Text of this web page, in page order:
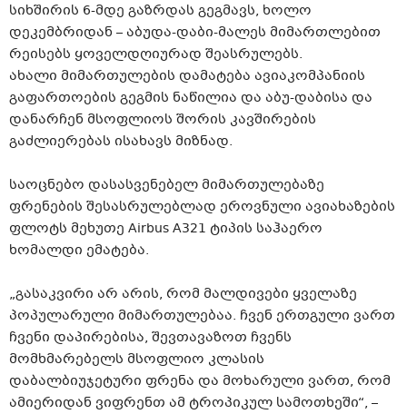
სიხშირის 6-მდე გაზრდას გეგმავს, ხოლო
დეკემბრიდან – აბუდა-დაბი-მალეს მიმართლებით
რეისებს ყოველდღიურად შეასრულებს.
ახალი მიმართულების დამატება ავიაკომპანიის
გაფართოების გეგმის ნაწილია და აბუ-დაბისა და
დანარჩენ მსოფლიოს შორის კავშირების
გაძლიერებას ისახავს მიზნად.
საოცნებო დასასვენებელ მიმართულებაზე
ფრენების შესასრულებლად ეროვნული ავიახაზების
ფლოტს მეხუთე Airbus A321 ტიპის საჰაერო
ხომალდი ემატება.
„გასაკვირი არ არის, რომ მალდივები ყველაზე
პოპულარული მიმართულებაა. ჩვენ ერთგული ვართ
ჩვენი დაპირებისა, შევთავაზოთ ჩვენს
მომხმარებელს მსოფლიო კლასის
დაბალბიუჯეტური ფრენა და მოხარული ვართ, რომ
ამიერიდან ვიფრენთ ამ ტროპიკულ სამოთხეში“, –